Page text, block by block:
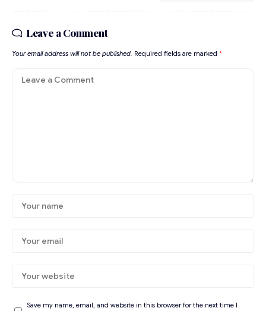
Leave a Comment
Your email address will not be published. Required fields are marked *
Save my name, email, and website in this browser for the next time I